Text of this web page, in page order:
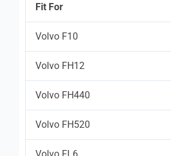
Fit For
Volvo F10
Volvo FH12
Volvo FH440
Volvo FH520
Volvo FL6